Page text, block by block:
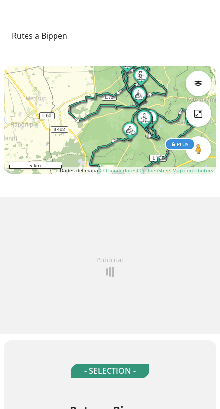
Rutes a Bippen
Dades del mapa © Thunderforest © OpenStreetMap contributors
PLUS
5 km
Publicitat
- SELECTION -